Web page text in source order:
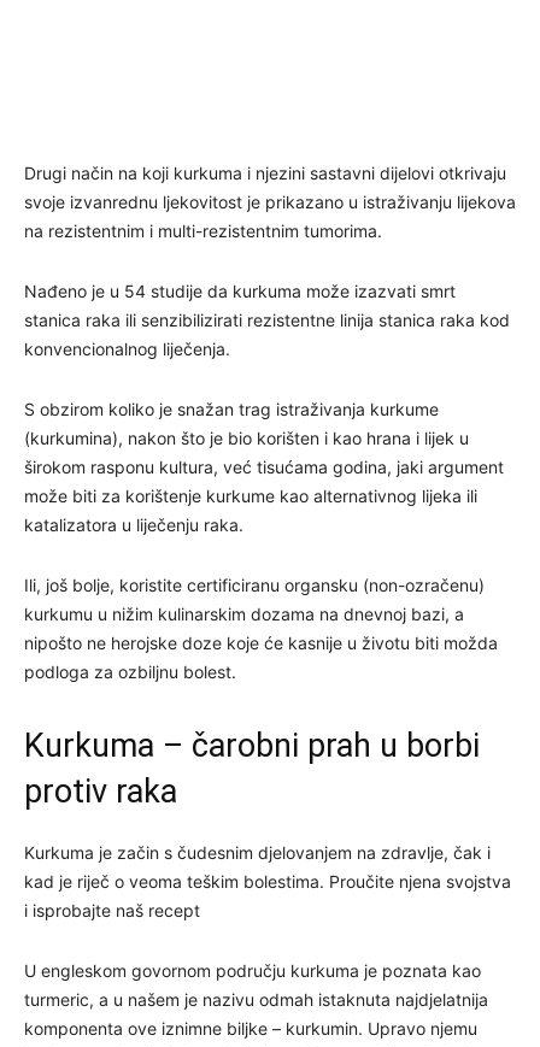
Drugi način na koji kurkuma i njezini sastavni dijelovi otkrivaju
svoje izvanrednu ljekovitost je prikazano u istraživanju lijekova
na rezistentnim i multi-rezistentnim tumorima.
Nađeno je u 54 studije da kurkuma može izazvati smrt
stanica raka ili senzibilizirati rezistentne linija stanica raka kod
konvencionalnog liječenja.
S obzirom koliko je snažan trag istraživanja kurkume
(kurkumina), nakon što je bio korišten i kao hrana i lijek u
širokom rasponu kultura, već tisućama godina, jaki argument
može biti za korištenje kurkume kao alternativnog lijeka ili
katalizatora u liječenju raka.
Ili, još bolje, koristite certificiranu organsku (non-ozračenu)
kurkumu u nižim kulinarskim dozama na dnevnoj bazi, a
nipošto ne herojske doze koje će kasnije u životu biti možda
podloga za ozbiljnu bolest.
Kurkuma – čarobni prah u borbi
protiv raka
Kurkuma je začin s čudesnim djelovanjem na zdravlje, čak i
kad je riječ o veoma teškim bolestima. Proučite njena svojstva
i isprobajte naš recept
U engleskom govornom području kurkuma je poznata kao
turmeric, a u našem je nazivu odmah istaknuta najdjelatnija
komponenta ove iznimne biljke – kurkumin. Upravo njemu